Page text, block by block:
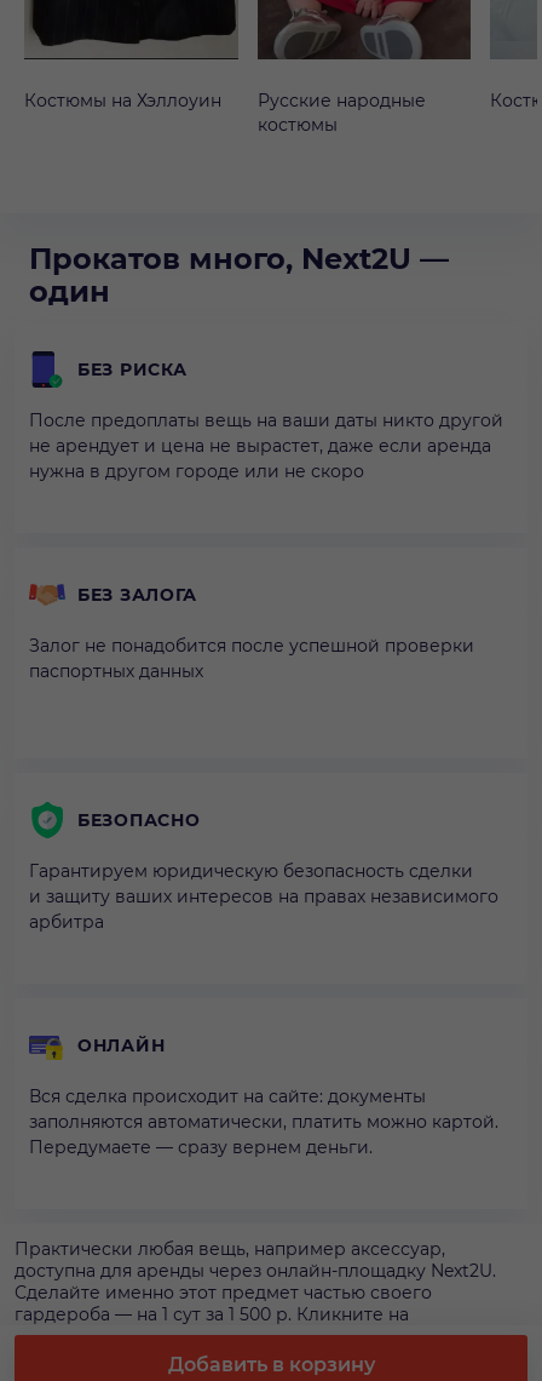
Добавить в корзину
Костюмы на Хэллоуин
Русские народные
костюмы
Прокатов много, Next2U —
один
БЕЗ РИСКА
После предоплаты вещь на ваши даты никто другой
не арендует и цена не вырастет, даже если аренда
нужна в другом городе или не скоро
БЕЗ ЗАЛОГА
Залог не понадобится после успешной проверки
паспортных данных
БЕЗОПАСНО
Гарантируем юридическую безопасность сделки
и защиту ваших интересов на правах независимого
арбитра
ОНЛАЙН
Вся сделка происходит на сайте: документы
заполняются автоматически, платить можно картой.
Передумаете — сразу вернем деньги.
Практически любая вещь, например аксессуар,
доступна для аренды через онлайн-площадку Next2U.
Сделайте именно этот предмет частью своего
гардероба — на 1 сут за 1 500 р. Кликните на
«Арендовать», чтобы оформить аренду аксессуара. У вас
будет 1 сут, чтобы носить эту вещь — плюс можно